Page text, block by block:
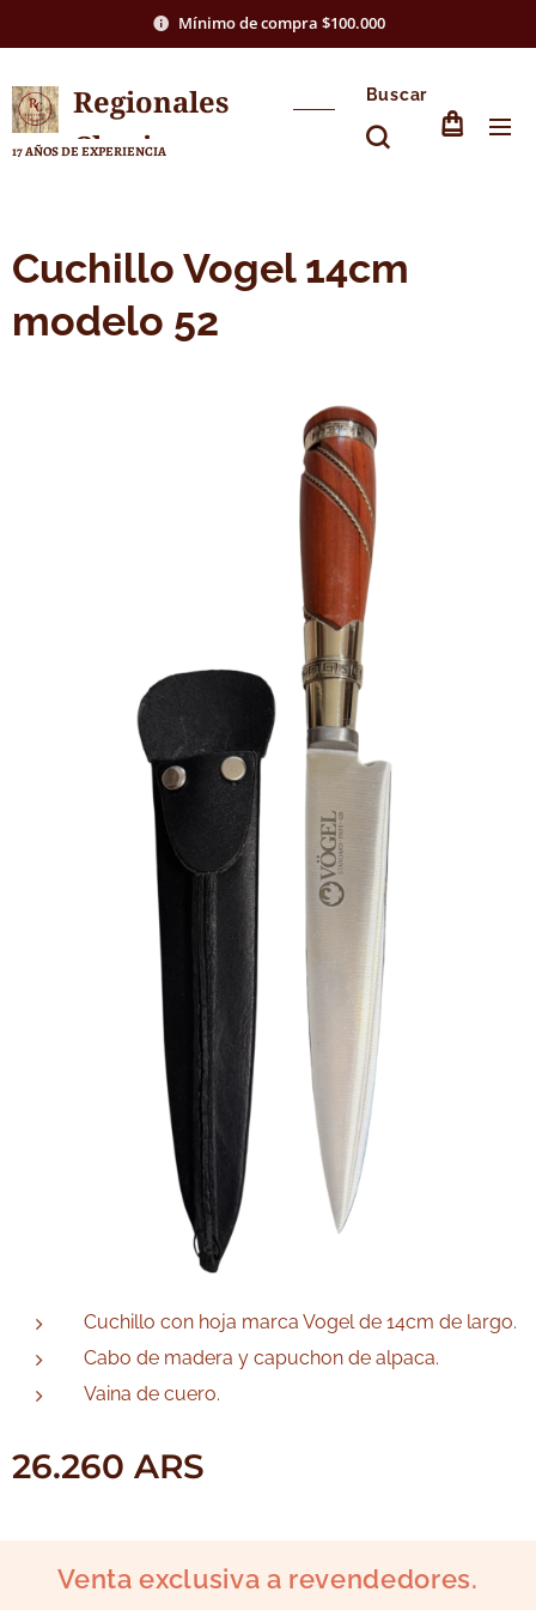
Mínimo de compra $100.000
Regionales
Chasico
17 AÑOS DE EXPERIENCIA
Buscar
Cuchillo Vogel 14cm
modelo 52
Cuchillo con hoja marca Vogel de 14cm de largo.
Cabo de madera y capuchon de alpaca.
Vaina de cuero.
26.260 ARS
Venta exclusiva a revendedores.